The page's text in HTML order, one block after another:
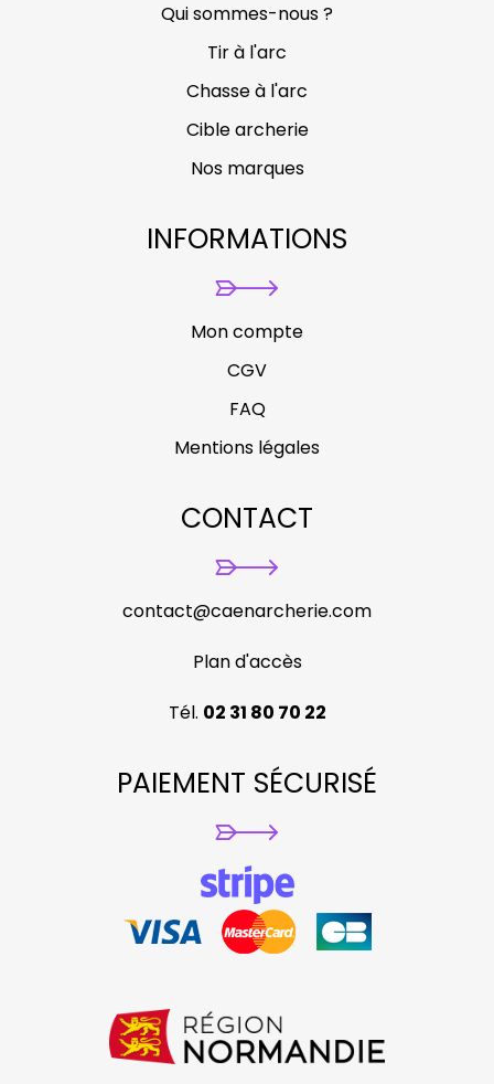
Qui sommes-nous ?
Tir à l'arc
Chasse à l'arc
Cible archerie
Nos marques
INFORMATIONS
Mon compte
CGV
FAQ
Mentions légales
CONTACT
contact@caenarcherie.com
Plan d'accès
Tél. 02 31 80 70 22
PAIEMENT SÉCURISÉ